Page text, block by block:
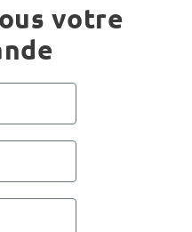
votre